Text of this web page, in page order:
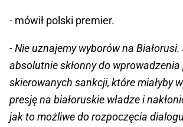
- mówił polski premier.
- Nie uznajemy wyborów na
absolutnie skłonny do wprowadzenia
skierowanych sankcji, które miałyby
presję na białoruskie władze i
jak to możliwe do rozpoczęcia